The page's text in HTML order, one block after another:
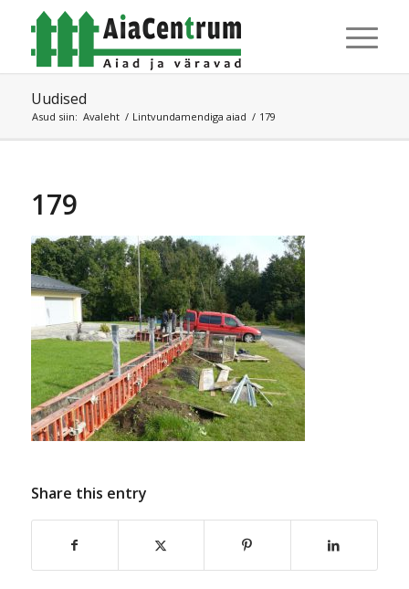
Uudised
Asud siin: Avaleht / Lintvundamendiga aiad / 179
179
Share this entry